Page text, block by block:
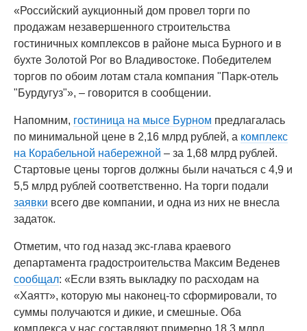
«Российский аукционный дом провел торги по
продажам незавершенного строительства
гостиничных комплексов в районе мыса Бурного и в
бухте Золотой Рог во Владивостоке. Победителем
торгов по обоим лотам стала компания "Парк-отель
"Бурдугуз"», – говорится в сообщении.
Напомним, гостиница на мысе Бурном предлагалась
по минимальной цене в 2,16 млрд рублей, а комплекс
на Корабельной набережной – за 1,68 млрд рублей.
Стартовые цены торгов должны были начаться с 4,9 и
5,5 млрд рублей соответственно. На торги подали
заявки всего две компании, и одна из них не внесла
задаток.
Отметим, что год назад экс-глава краевого
департамента градостроительства Максим Веденев
сообщал: «Если взять выкладку по расходам на
«Хаятт», которую мы наконец-то сформировали, то
суммы получаются и дикие, и смешные. Оба
комплекса у нас составляют примерно 18,3 млрд